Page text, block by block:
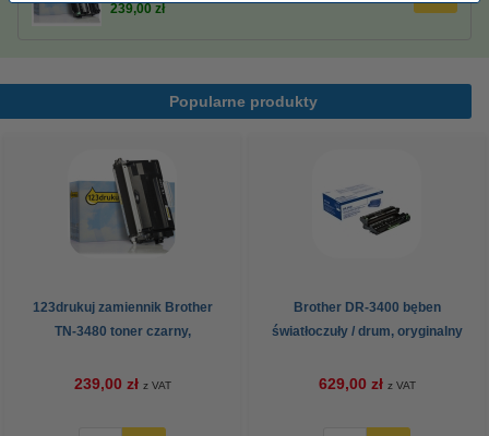
239,00 zł
Popularne produkty
123drukuj zamiennik Brother
TN-3480 toner czarny,
239,00 zł z VAT
Brother DR-3400 bęben
światłoczuły / drum, oryginalny
629,00 zł z VAT